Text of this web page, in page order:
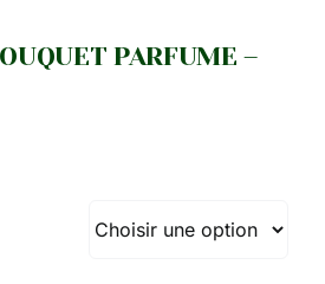
PARFUME –